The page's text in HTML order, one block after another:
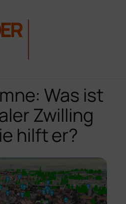
Was ist
Zwilling
hilft er?